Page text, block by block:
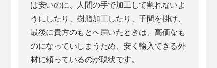
は安いのに、人間の手で加工して割れないよ
うにしたり、樹脂加工したり、手間を掛け、
最後に貴方のもとへ届いたときは、高価なも
のになっていしまうため、安く輸入できる外
材に頼っているのが現状です。